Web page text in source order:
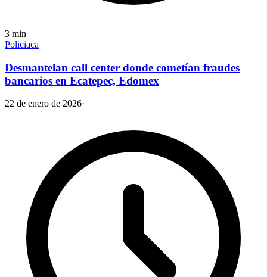
3 min
Policiaca
Desmantelan call center donde cometían fraudes
bancarios en Ecatepec, Edomex
22 de enero de 2026·